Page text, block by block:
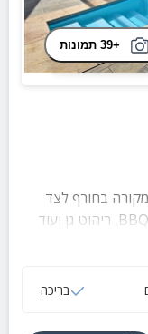
+39 תמונות
בחורף לצד
ג'קוזי ספא, שולחנות משחק, עמדת BBQ, ריהוט גן ועוד
בריכה